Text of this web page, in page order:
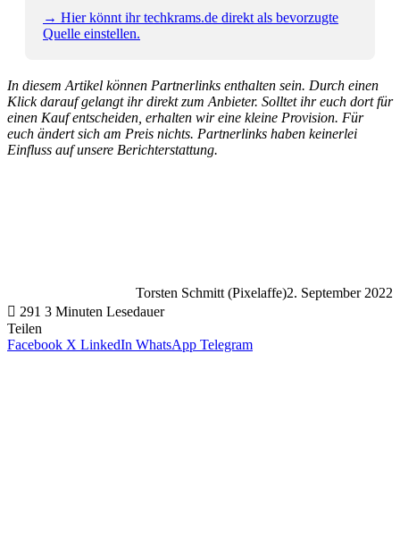
→ Hier könnt ihr techkrams.de direkt als bevorzugte
Quelle einstellen.
In diesem Artikel können Partnerlinks enthalten sein. Durch einen
Klick darauf gelangt ihr direkt zum Anbieter. Solltet ihr euch dort für
einen Kauf entscheiden, erhalten wir eine kleine Provision. Für
euch ändert sich am Preis nichts. Partnerlinks haben keinerlei
Einfluss auf unsere Berichterstattung.
Torsten Schmitt (Pixelaffe)2. September 2022
291 3 Minuten Lesedauer
Teilen
Facebook X LinkedIn WhatsApp Telegram